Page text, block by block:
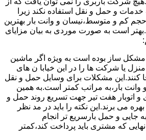
خدمات و حمل و نقل استفاده نکند زیرا
حجم کم و متوسط،نیسان و وانت بار بهترین
است به صورت موردی به بیان مزایای
ساز بوده است به ویژه اگر ماشین
یا شرکت ها را در این خیابا ن های
کنند.این مشکلات برای وسایل حمل و نقل
بار،به مراتب کمتر است.به همین
اتوبار هفت تیر جهت تسریع روند حمل و
می برند.این نکته را باید در مد نظر
جایی و حمل بارسریع تر انجام
که مشتری باید پرداخت کند،کمتر